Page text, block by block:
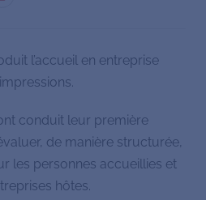
l’accueil en entreprise
conduit leur première
de manière structurée,
les personnes accueillies et
hôtes.